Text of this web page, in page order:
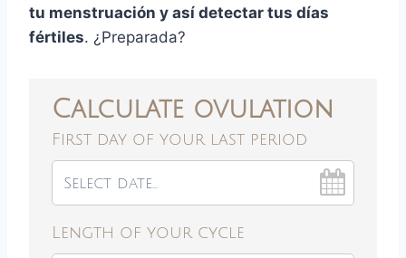
tu menstruación y así detectar tus días
fértiles. ¿Preparada?
Calculate ovulation
First day of your last period
Length of your cycle